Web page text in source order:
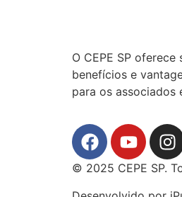
O CEPE SP oferece
benefícios e
para os associados
© 2025 CEPE SP.